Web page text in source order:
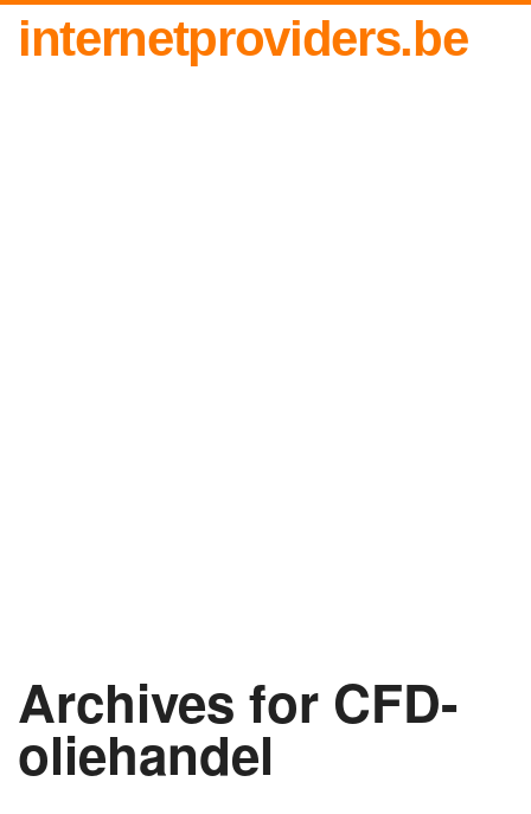
internetproviders.be
Archives for CFD-
oliehandel